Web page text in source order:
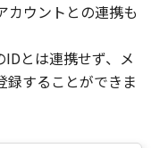
カウントとの連携も
とは連携せず、メ
録することができま